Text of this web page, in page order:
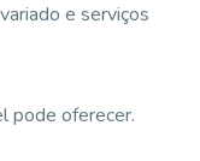
e serviços
pode oferecer.